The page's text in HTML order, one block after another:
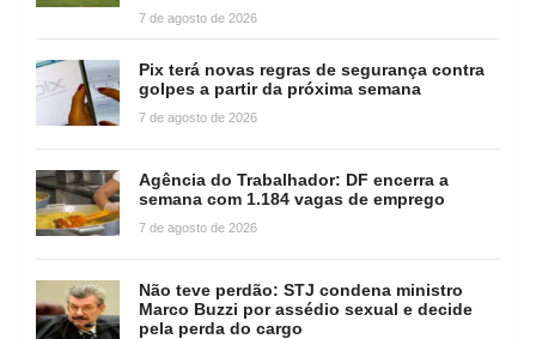
7 de agosto de 2026
Pix terá novas regras de segurança contra
golpes a partir da próxima semana
7 de agosto de 2026
Agência do Trabalhador: DF encerra a
semana com 1.184 vagas de emprego
7 de agosto de 2026
Não teve perdão: STJ condena ministro
Marco Buzzi por assédio sexual e decide
pela perda do cargo